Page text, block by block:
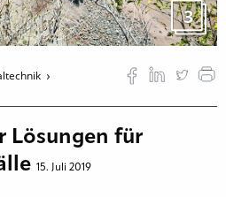
3
Lösungen für
15. Juli 2019